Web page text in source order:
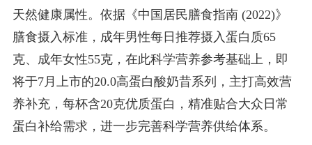
天然健康属性。依据《中国居民膳食指南 (2022)》
膳食摄入标准，成年男性每日推荐摄入蛋白质65
克、成年女性55克，在此科学营养参考基础上，即
将于7月上市的20.0高蛋白酸奶昔系列，主打高效营
养补充，每杯含20克优质蛋白，精准贴合大众日常
蛋白补给需求，进一步完善科学营养供给体系。